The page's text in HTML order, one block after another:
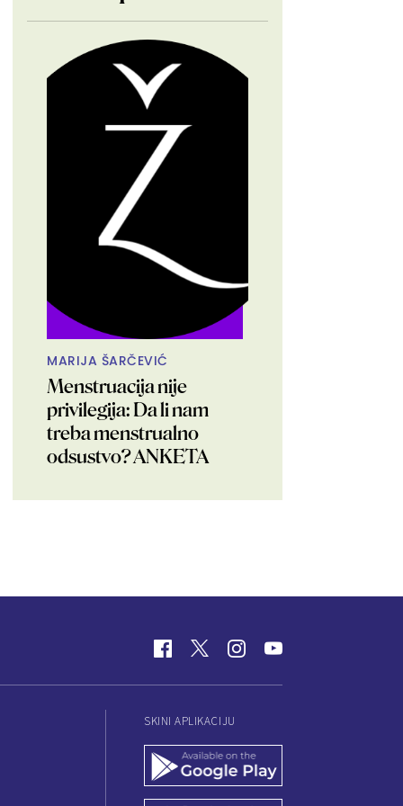
MARIJA ŠARČEVIĆ
Menstruacija nije
privilegija: Da li nam
treba menstrualno
odsustvo? ANKETA
SKINI APLIKACIJU